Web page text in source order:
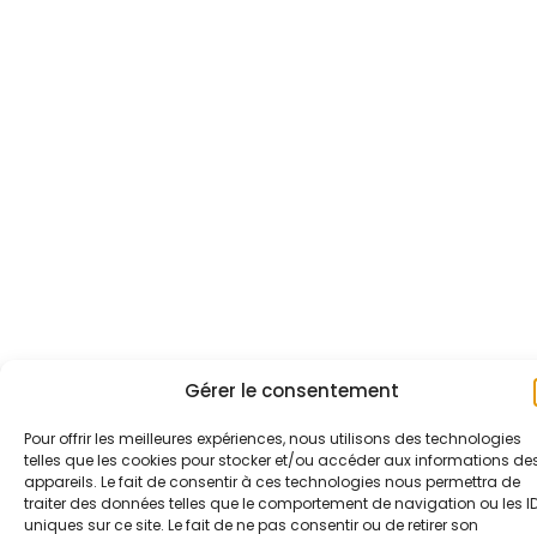
Gérer le consentement
Pour offrir les meilleures expériences, nous utilisons des technologies
telles que les cookies pour stocker et/ou accéder aux informations
appareils. Le fait de consentir à ces technologies nous permettra de
traiter des données telles que le comportement de navigation ou les
uniques sur ce site. Le fait de ne pas consentir ou de retirer son